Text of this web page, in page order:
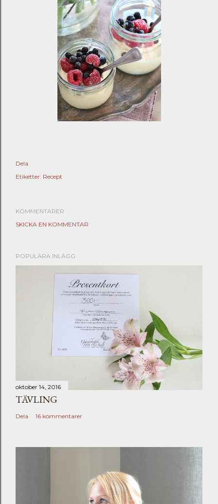
Dela
Etiketter: Recept
KOMMENTARER
SKICKA EN KOMMENTAR
POPULÄRA INLÄGG
oktober 14, 2016
TÄVLING
Dela 16 kommentarer